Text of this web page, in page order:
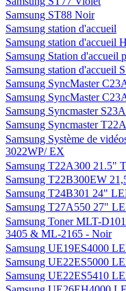
Samsung ST88 Noir
Samsung station d'accueil
Samsung station d'accueil
Samsung Station d'accueil
Samsung station d'accueil
Samsung SyncMaster
Samsung SyncMaster
Samsung Syncmaster
Samsung Syncmaster
Samsung Système de
3022WP/ EX
Samsung T22A300 21.5"
Samsung T22B300EW
Samsung T24B301 24"
Samsung T27A550 27"
Samsung Toner MLT-
3405 & ML-2165 - Noir
Samsung UE19ES4000
Samsung UE22ES5000
Samsung UE22ES5410